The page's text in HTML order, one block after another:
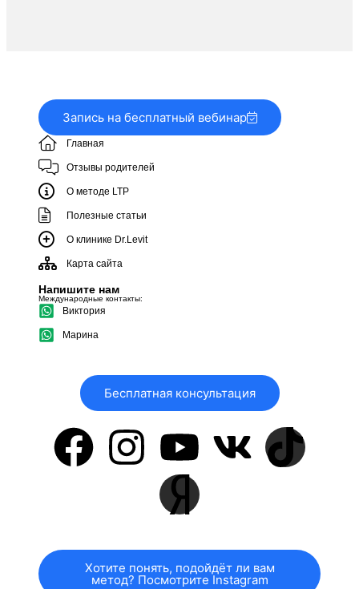
Запись на бесплатный вебинар
Главная
Отзывы родителей
О методе LTP
Полезные статьи
О клинике Dr.Levit
Карта сайта
Напишите нам
Международные контакты:
Виктория
Марина
Бесплатная консультация
Хотите понять, подойдёт ли вам
метод? Посмотрите Instagram